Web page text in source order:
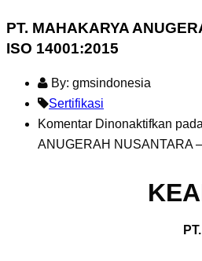
PT. MAHAKARYA
ISO 14001:2015
By: gmsindonesia
Sertifikasi
Komentar Dinonaktifkan
ANUGERAH NUSANTARA